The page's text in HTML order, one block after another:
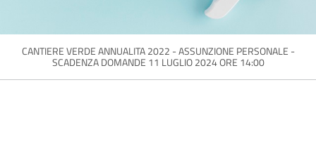
CANTIERE VERDE ANNUALITA 2022 - ASSUNZIONE PERSONALE -
SCADENZA DOMANDE 11 LUGLIO 2024 ORE 14:00